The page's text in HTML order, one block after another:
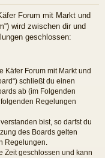
Forum mit Markt und
wird zwischen dir und
geschlossen:
Käfer Forum mit Markt und
schließt du einen
ab (im Folgenden
Regelungen
bist, so darfst du
des Boards gelten
Regelungen.
Zeit geschlossen und kann